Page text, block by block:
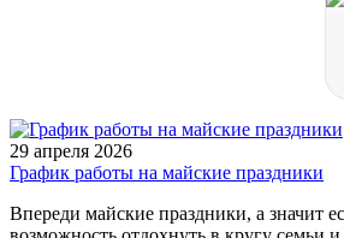
29 апреля 2026
График работы на майские праздники
Впереди майские праздники, а значит